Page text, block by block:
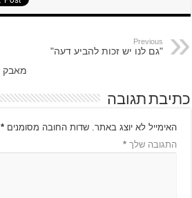
Previous
"גם לנו יש זכות להביע דעה"
מאבק
כתיבת תגובה
האימייל לא יוצג באתר. שדות החובה מסומנים*
התגובה שלך*